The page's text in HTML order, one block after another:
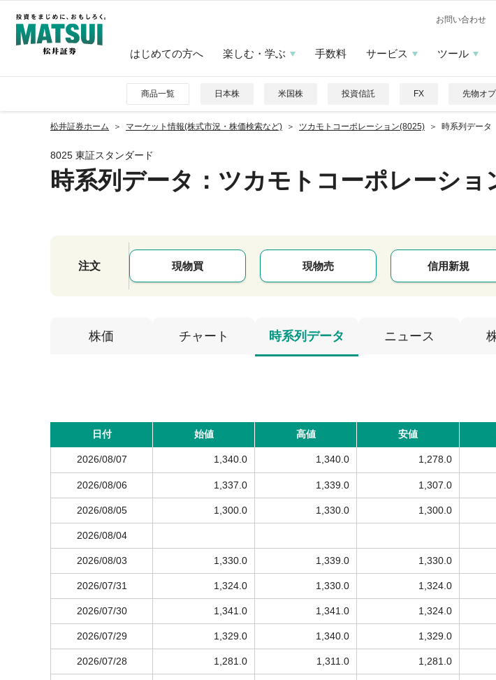
お問い合わせ
はじめての方へ 楽しむ・学ぶ 手数料 サービス ツール
商品一覧 日本株 米国株 投資信託 FX 先物オ
松井証券ホーム マーケット情報(株式市況・株価検索など) ツカモトコーポレーション(8025) 時系列データ
8025 東証スタンダード
時系列データ ：ツカモトコーポレーショ
注文 現物買 現物売 信用新規
株価 チャート 時系列データ ニュース
日付 始値 高値 安値
2026/08/07 1,340.0 1,340.0 1,278.0
2026/08/06 1,337.0 1,339.0 1,307.0
2026/08/05 1,300.0 1,330.0 1,300.0
2026/08/04
2026/08/03 1,330.0 1,339.0 1,330.0
2026/07/31 1,324.0 1,330.0 1,324.0
2026/07/30 1,341.0 1,341.0 1,324.0
2026/07/29 1,329.0 1,340.0 1,329.0
2026/07/28 1,281.0 1,311.0 1,281.0